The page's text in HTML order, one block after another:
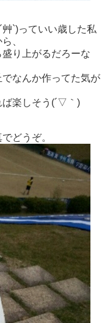
`)っていい歳した私
、
り上がるだろーな
なんか作ってた気が
ば楽しそう(´▽｀)
どうぞ。